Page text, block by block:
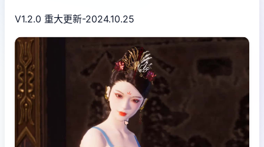
V1.2.0 重大更新-2024.10.25